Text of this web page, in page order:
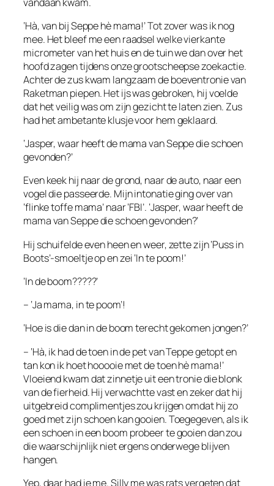
‘Hà, van bij Seppe hè mama!’ Tot zover was ik nog
mee. Het bleef me een raadsel welke vierkante
micrometer van het huis en de tuin we dan over het
hoofd zagen tijdens onze grootscheepse zoekactie.
Achter de zus kwam langzaam de boeventronie van
Raketman piepen. Het ijs was gebroken, hij voelde
dat het veilig was om zijn gezicht te laten zien. Zus
had het ambetante klusje voor hem geklaard.
‘Jasper, waar heeft de mama van Seppe die schoen
gevonden?’
Even keek hij naar de grond, naar de auto, naar een
vogel die passeerde. Mijn intonatie ging over van
‘flinke toffe mama’ naar ‘FBI’. ‘Jasper, waar heeft de
mama van Seppe die schoen gevonden?’
Hij schuifelde even heen en weer, zette zijn ‘Puss in
Boots’-smoeltje op en zei ‘In te poom!’
‘In de boom?????’
– ‘Ja mama, in te poom’!
‘Hoe is die dan in de boom terecht gekomen jongen?’
– ‘Hà, ik had de toen in de pet van Teppe getopt en
tan kon ik hoet hooooie met de toen hè mama!’
Vloeiend kwam dat zinnetje uit een tronie die blonk
van de fierheid. Hij verwachtte vast en zeker dat hij
uitgebreid complimentjes zou krijgen omdat hij zo
goed met zijn schoen kan gooien. Toegegeven, als ik
een schoen in een boom probeer te gooien dan zou
die waarschijnlijk niet ergens onderwege blijven
hangen.
Yep, daar had ie me. Silly me was rats vergeten dat